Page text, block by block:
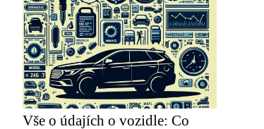
Vše o údajích o vozidle: Co